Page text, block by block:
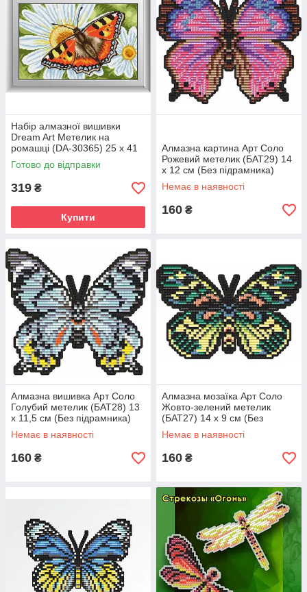
Набір алмазної вишивки
Dream Art Метелик на
ромашці (DA-30365) 25 х 41
см (Без підрамника)
Готово до відправки
319 ₴
Купити
Алмазна картина Арт Соло
Рожевий метелик (БАТ29) 14
х 12 см (Без підрамника)
Немає в наявності
160 ₴
Алмазна вишивка Арт Соло
Голубий метелик (БАТ28) 13
х 11,5 см (Без підрамника)
Немає в наявності
160 ₴
Алмазна мозаїка Арт Соло
Жовто-зелений метелик
(БАТ27) 14 х 9 см (Без
підрамника)
Немає в наявності
160 ₴